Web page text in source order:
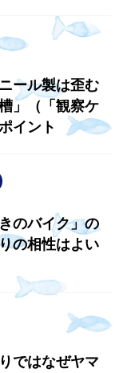
ール製は歪む
」（「観察ケ
イント
のバイク」の
の相性はよい
ではなぜヤマ